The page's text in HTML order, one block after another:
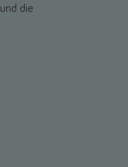
und die